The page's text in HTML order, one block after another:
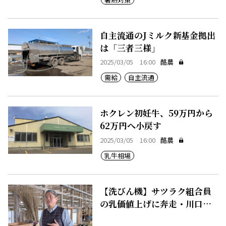
自主流通のJミルク新基金拠出
は「三者三様」
2025/03/05 16:00 酪農
需給
自主流通
ホクレン初妊牛、59万円から
62万円へ小戻す
2025/03/05 16:00 酪農
乳牛相場
【洗びん機】サツラク組合員
の乳価値上げに奔走・川口谷